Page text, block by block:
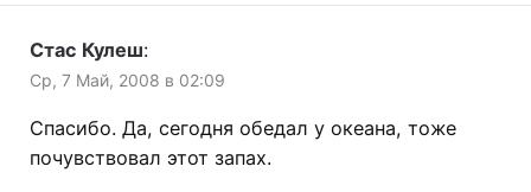
Стас Кулеш:
Ср, 7 Май, 2008 в 02:09
Спасибо. Да, сегодня обедал у океана, тоже
почувствовал этот запах.